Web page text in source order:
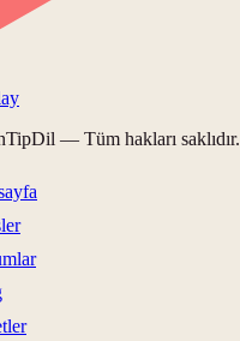
— Tüm hakları saklıdır.